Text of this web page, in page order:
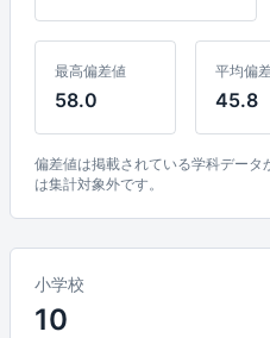
最高偏差値
58.0
平均偏
45.8
偏差値は掲載されている学科デー
は集計対象外です。
小学校
10